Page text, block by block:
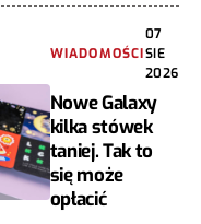
WIADOMOŚCI
07
SIE
2026
Nowe Galaxy
kilka stówek
taniej. Tak to
się może
opłacić